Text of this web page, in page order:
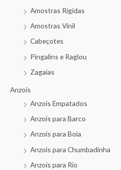
Amostras Rigidas
Amostras Vinil
Cabeçotes
Pingalins e Raglou
Zagaias
Anzois
Anzois Empatados
Anzois para Barco
Anzois para Boia
Anzois para Chumbadinha
Anzois para Rio